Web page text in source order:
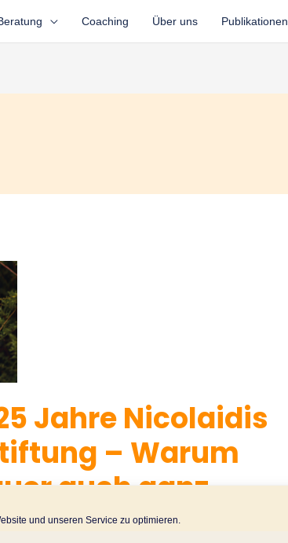
und unseren Service zu optimieren.
Coaching Über uns Publikationen
Jahre Nicolaidis
– Warum
auch ganz
angeht